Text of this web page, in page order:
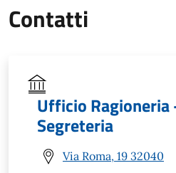
Contatti
Ufficio
Segreteria
Via Roma, 19 32040